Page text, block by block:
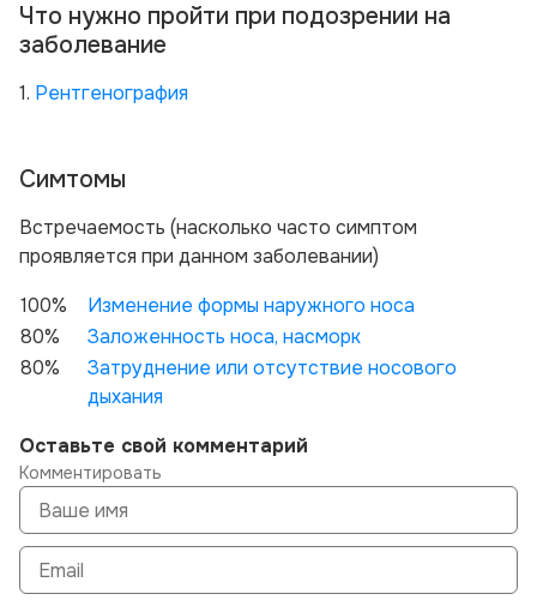
Что нужно пройти при подозрении на
заболевание
1. Рентгенография
Симтомы
Вcтречаемость (насколько часто симптом
проявляется при данном заболевании)
100%
Изменение формы наружного носа
80%
Заложенность носа, насморк
80%
Затруднение или отсутствие носового
дыхания
Оставьте свой комментарий
Комментировать